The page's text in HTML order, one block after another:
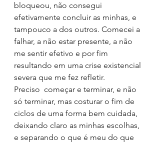
bloqueou, não consegui
efetivamente concluir as minhas, e
tampouco a dos outros. Comecei a
falhar, a não estar presente, a não
me sentir efetivo e por fim
resultando em uma crise existencial
severa que me fez refletir.
Preciso  começar e terminar, e não
só terminar, mas costurar o fim de
ciclos de uma forma bem cuidada,
deixando claro as minhas escolhas,
e separando o que é meu do que